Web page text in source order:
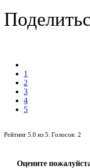
1
2
3
4
5
Рейтинг 5.0 из 5 . Голосов: 2
Оцените